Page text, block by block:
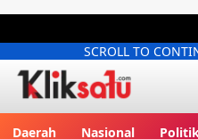
SCROLL TO
Daerah Nasional